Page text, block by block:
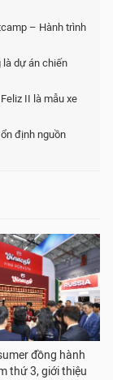
– Hành trình
là dự án chiến
II là mẫu xe
định nguồn
đồng hành
thứ 3, giới thiệu